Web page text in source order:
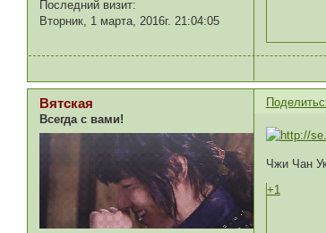
Последний визит:
Вторник, 1 марта, 2016г. 21:04:05
Вятская
Всегда с вами!
Чжи Чан
+1